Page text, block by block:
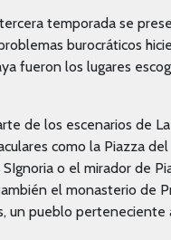
temporada se
burocráticos
fueron los lugares
de los escenarios de
como la Piazza del
o el mirador de
el monasterio de
un pueblo perteneciente